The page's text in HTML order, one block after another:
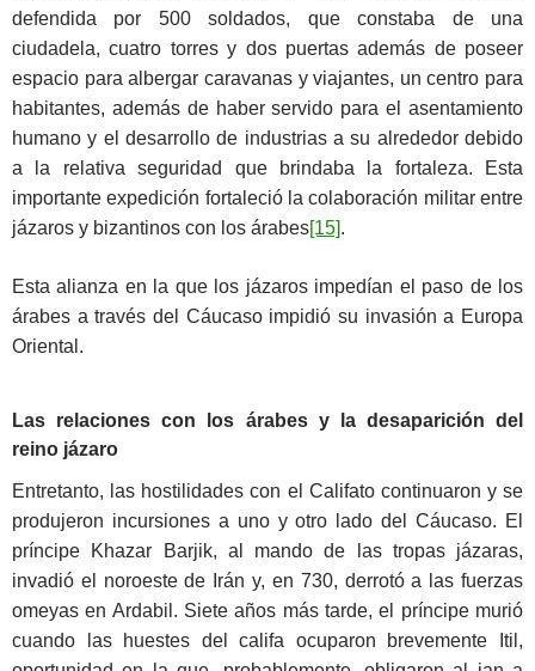
defendida por 500 soldados, que constaba de una
ciudadela, cuatro torres y dos puertas además de poseer
espacio para albergar caravanas y viajantes, un centro para
habitantes, además de haber servido para el asentamiento
humano y el desarrollo de industrias a su alrededor debido
a la relativa seguridad que brindaba la fortaleza. Esta
importante expedición fortaleció la colaboración militar entre
jázaros y bizantinos con los árabes[15].
Esta alianza en la que los jázaros impedían el paso de los
árabes a través del Cáucaso impidió su invasión a Europa
Oriental.
Las relaciones con los árabes y la desaparición del
reino jázaro
Entretanto, las hostilidades con el Califato continuaron y se
produjeron incursiones a uno y otro lado del Cáucaso. El
príncipe Khazar Barjik, al mando de las tropas jázaras,
invadió el noroeste de Irán y, en 730, derrotó a las fuerzas
omeyas en Ardabil. Siete años más tarde, el príncipe murió
cuando las huestes del califa ocuparon brevemente Itil,